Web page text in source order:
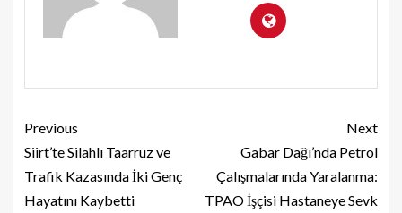
Previous
Siirt’te Silahlı Taarruz ve
Trafik Kazasında İki Genç
Hayatını Kaybetti
Next
Gabar Dağı’nda Petrol
Çalışmalarında Yaralanma:
TPAO İşçisi Hastaneye Sevk